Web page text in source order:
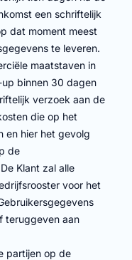
een schriftelijk
dat moment meest
te leveren.
maatstaven in
binnen 30 dagen
verzoek aan de
die op het
en hier het gevolg
de
Klant zal alle
voor het
teruggeven aan
partijen op de